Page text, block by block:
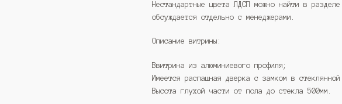
Нестандартные цвета ЛДСП можно найти в
обсуждается отдельно с менеджерами.
Описание витрины:
Ввитрина из алюминиевого профиля;
Имеется распашная дверка с замком в стеклянной
Высота глухой части от пола до стекла 500мм.